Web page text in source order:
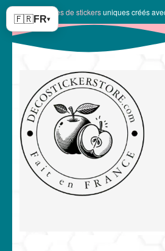
🇫🇷FR▾
✨ 10149 modèles de stickersuniques créés
la
navigation
contenu